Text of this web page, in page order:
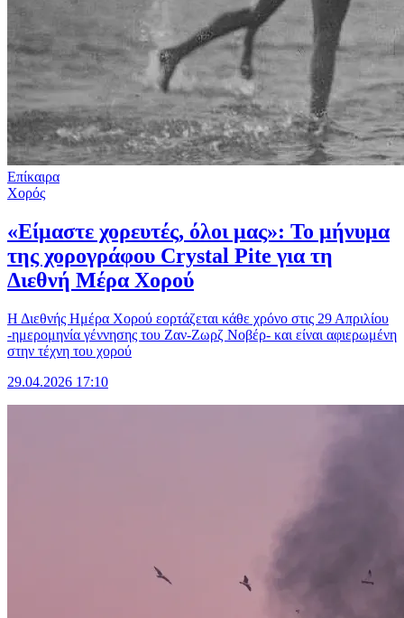
Επίκαιρα
Χορός
«Είμαστε χορευτές, όλοι μας»: Το μήνυμα
της χορογράφου Crystal Pite για τη
Διεθνή Μέρα Χορού
Η Διεθνής Ημέρα Χορού εορτάζεται κάθε χρόνο στις 29 Απριλίου
-ημερομηνία γέννησης του Ζαν-Ζωρζ Νοβέρ- και είναι αφιερωμένη
στην τέχνη του χορού
29.04.2026 17:10